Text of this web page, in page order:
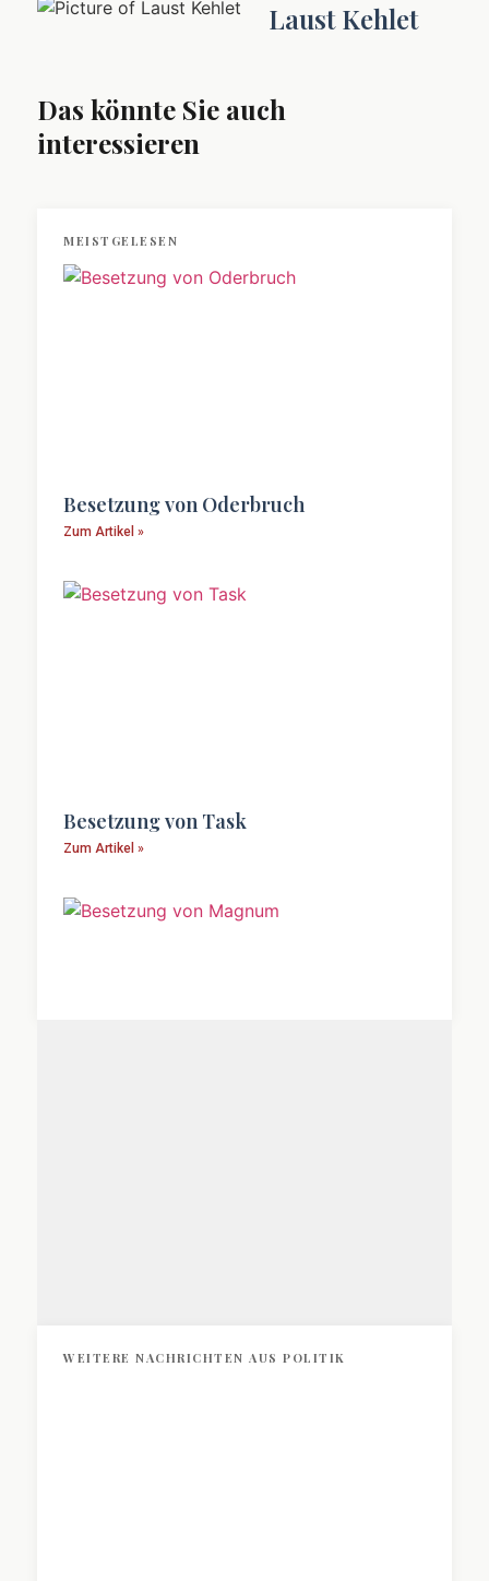
Laust Kehlet
Das könnte Sie auch
interessieren
MEISTGELESEN
Besetzung von Oderbruch
Zum Artikel »
Besetzung von Task
Zum Artikel »
WEITERE NACHRICHTEN AUS POLITIK